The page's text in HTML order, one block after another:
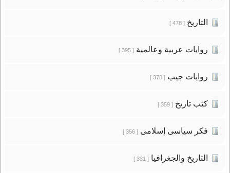
التاريخ[ 478 ]
روايات عربية وعالمية[ 395 ]
روايات جيب[ 378 ]
كتب تاريخ[ 359 ]
فكر سياسى إسلامى[ 356 ]
التاريخ والجغرافيا[ 331 ]